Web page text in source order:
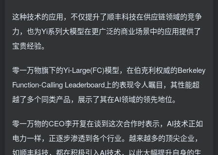
这种技术的应用，不仅提升了顺丰科技在供应链领域的竞争
力，也为Yi系列大模型在更广泛的商业场景中的应用提供了
宝贵经验。
零一万物旗下的Yi-Large(FC)模型，在伯克利权威的Berkeley
Function-Calling Leaderboard上的表现令人瞩目，其性能超
越了多个同类产品，展示了其在AI领域的领先地位。
零一万物的CEO李开复在谈到这次合作时表示，AI技术正如
电力一样，正逐步渗透到各个行业。越来越多的顶尖企业，
如顺丰科技，都在积极引入AI技术，以此大幅提升自身的生